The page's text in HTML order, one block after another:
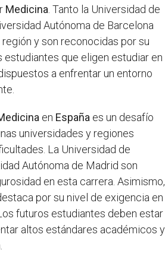
Medicina . Tanto la Universidad de
Autónoma de Barcelona
y son reconocidas por su
estudiantes que eligen estudiar en
a enfrentar un entorno
en España es un desafío
universidades y regiones
La Universidad de
Autónoma de Madrid son
en esta carrera. Asimismo,
por su nivel de exigencia en
futuros estudiantes deben estar
altos estándares académicos y